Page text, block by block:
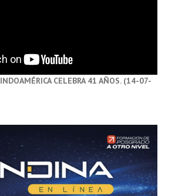
INDOAMÉRICA CELEBRA 41 AÑOS. (14-07-